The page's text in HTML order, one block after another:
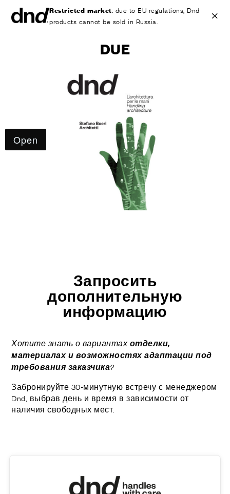
Restricted market: due to EU regulations, Dnd
products cannot be sold in Russia.
Ручки для дверей
Ручки для окон
Ручки-скобы для дверей и ворот
Персонализированные ручки
Круглые ручки для дверей
Мебельные ручки и аксессуары
Ручки для подъемно-сдвижных дверей
ВСЕ ПРОЕКТЫ
КОНТАКТЫ
DUE
Запросить
дополнительную
информацию
Хотите знать о вариантах отделки,
материалах и возможностях адаптации под
требования заказчика?
Забронируйте 30-минутную встречу с менеджером
Dnd, выбрав день и время в зависимости от
наличия свободных мест.